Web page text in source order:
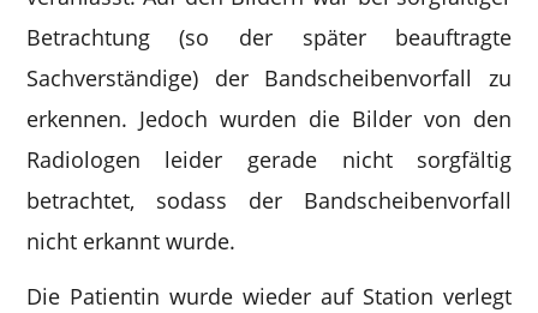
Betrachtung (so der später beauftragte
Sachverständige) der Bandscheibenvorfall zu
erkennen. Jedoch wurden die Bilder von den
Radiologen leider gerade nicht sorgfältig
betrachtet, sodass der Bandscheibenvorfall
nicht erkannt wurde.
Die Patientin wurde wieder auf Station verlegt